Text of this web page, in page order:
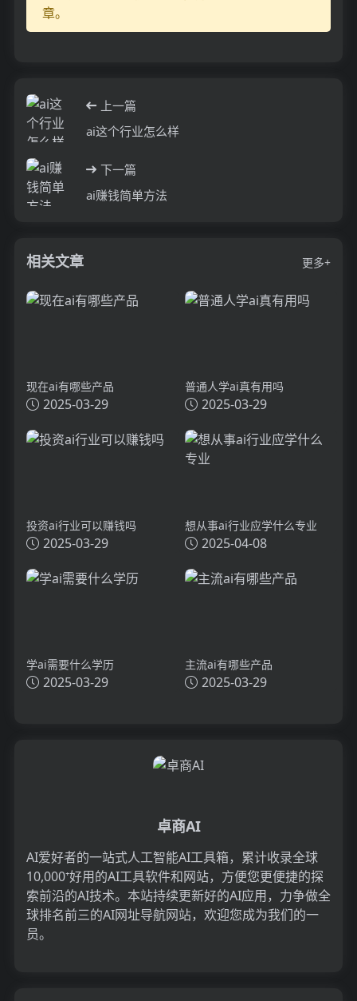
章。
上一篇
ai这个行业怎么样
下一篇
ai赚钱简单方法
相关文章 更多+
现在ai有哪些产品
2025-03-29
普通人学ai真有用吗
2025-03-29
投资ai行业可以赚钱吗
2025-03-29
想从事ai行业应学什么专业
2025-04-08
学ai需要什么学历
2025-03-29
主流ai有哪些产品
2025-03-29
卓商AI
AI爱好者的一站式人工智能AI工具箱，累计收录全球
10,000⁺好用的AI工具软件和网站，方便您更便捷的探
索前沿的AI技术。本站持续更新好的AI应用，力争做全
球排名前三的AI网址导航网站，欢迎您成为我们的一
员。